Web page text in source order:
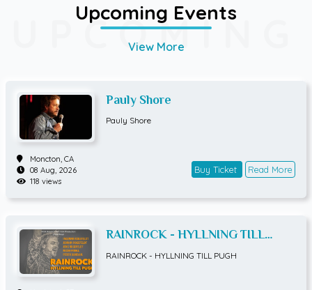
UPCOMING
Upcoming Events
View More
Pauly Shore
Pauly Shore
Moncton, CA
08 Aug, 2026
118 views
Buy Ticket Read More
RAINROCK - HYLLNING TILL
PUGH
RAINROCK - HYLLNING TILL PUGH